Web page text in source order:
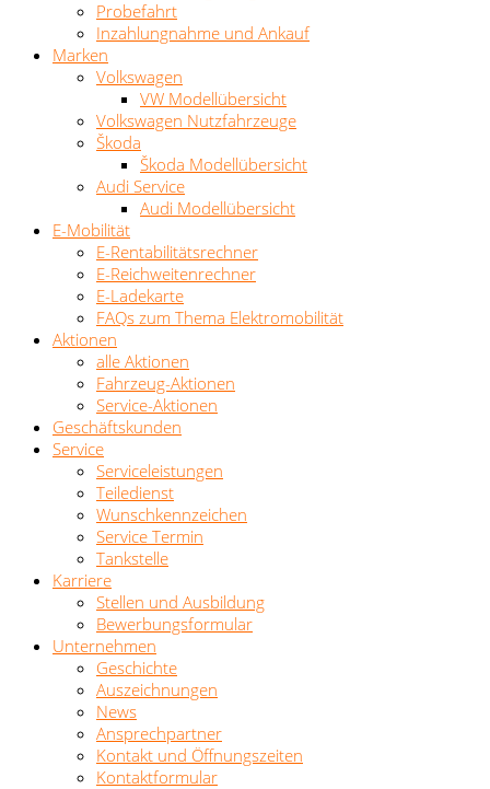
Probefahrt
Inzahlungnahme und Ankauf
Marken
Volkswagen
VW Modellübersicht
Volkswagen Nutzfahrzeuge
Škoda
Škoda Modellübersicht
Audi Service
Audi Modellübersicht
E-Mobilität
E-Rentabilitätsrechner
E-Reichweitenrechner
E-Ladekarte
FAQs zum Thema Elektromobilität
Aktionen
alle Aktionen
Fahrzeug-Aktionen
Service-Aktionen
Geschäftskunden
Service
Serviceleistungen
Teiledienst
Wunschkennzeichen
Service Termin
Tankstelle
Karriere
Stellen und Ausbildung
Bewerbungsformular
Unternehmen
Geschichte
Auszeichnungen
News
Ansprechpartner
Kontakt und Öffnungszeiten
Kontaktformular